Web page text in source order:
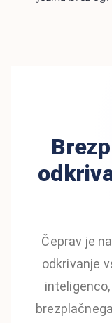
Čeprav je
odkrivanje